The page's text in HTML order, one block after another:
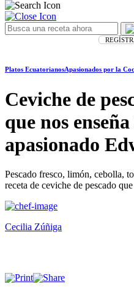
Platos EcuatorianosApasionados por la
Ceviche de
que nos
apasionado
Pescado fresco, limón, cebolla,
receta de ceviche de pescado
Cecilia Zúñiga